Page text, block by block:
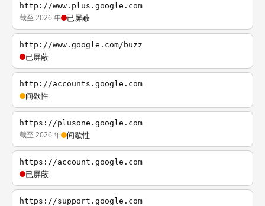
http://www.plus.google.com
截至 2026 年 已屏蔽
http://www.google.com/buzz
已屏蔽
http://accounts.google.com
间歇性
https://plusone.google.com
截至 2026 年 间歇性
https://account.google.com
已屏蔽
https://support.google.com